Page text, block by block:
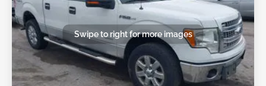
Swipe to right for more images